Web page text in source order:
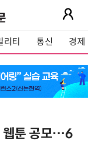
리티 통신 경제
웹툰 공모…6